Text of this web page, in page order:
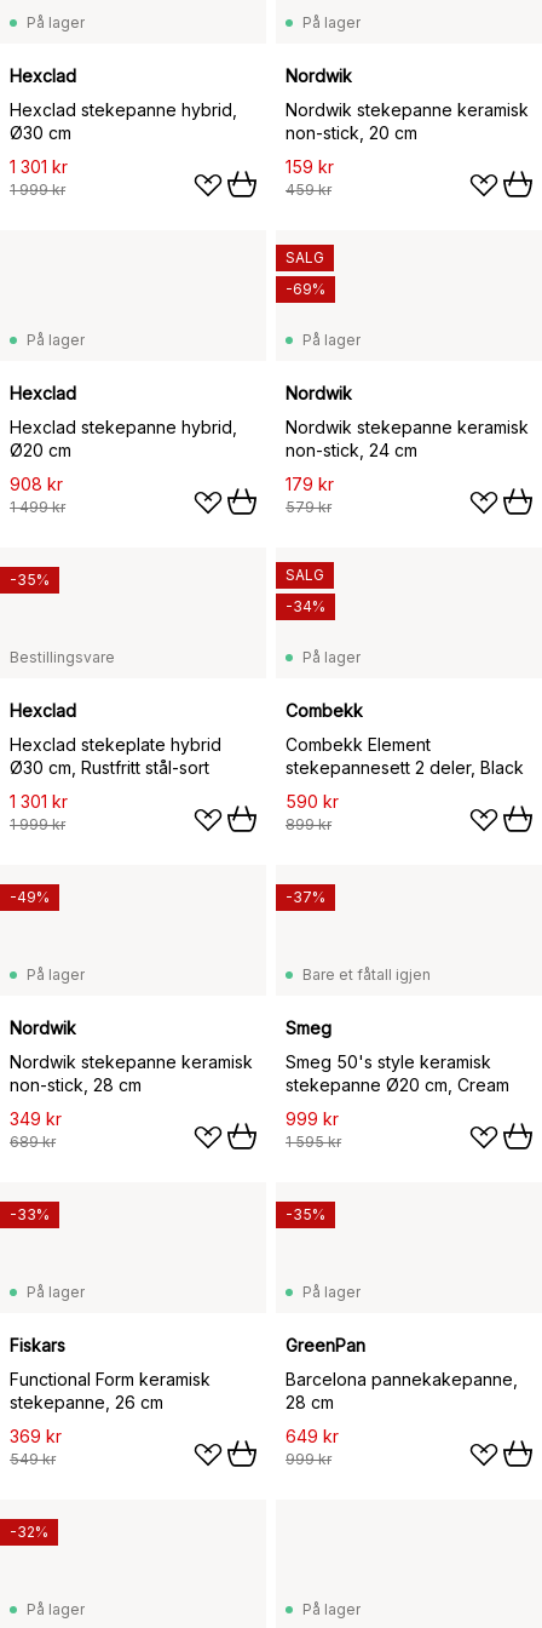
På lager
Hexclad
Hexclad stekepanne hybrid,
Ø30 cm
1 301 kr
1 999 kr
På lager
Nordwik
Nordwik stekepanne keramisk
non-stick, 20 cm
159 kr
459 kr
På lager
Hexclad
Hexclad stekepanne hybrid,
Ø20 cm
908 kr
1 499 kr
På lager
Nordwik
Nordwik stekepanne keramisk
non-stick, 24 cm
179 kr
579 kr
SALG
-69%
Bestillingsvare
Hexclad
Hexclad stekeplate hybrid
Ø30 cm, Rustfritt stål-sort
1 301 kr
1 999 kr
-35%
På lager
Combekk
Combekk Element
stekepannesett 2 deler, Black
590 kr
899 kr
SALG
-34%
På lager
Nordwik
Nordwik stekepanne keramisk
non-stick, 28 cm
349 kr
689 kr
-49%
Bare et fåtall igjen
Smeg
Smeg 50's style keramisk
stekepanne Ø20 cm, Cream
999 kr
1 595 kr
-37%
På lager
Fiskars
Functional Form keramisk
stekepanne, 26 cm
369 kr
549 kr
-33%
På lager
GreenPan
Barcelona pannekakepanne,
28 cm
649 kr
999 kr
-35%
På lager
-32%
På lager